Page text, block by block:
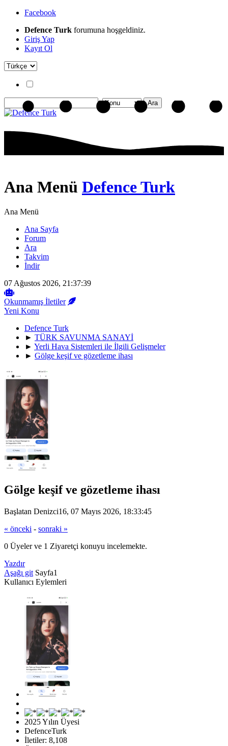
Facebook
Defence Turk forumuna hoşgeldiniz.
Giriş Yap
Kayıt Ol
Ana Menü Defence Turk
Ana Menü
Ana Sayfa
Forum
Ara
Takvim
İndir
07 Ağustos 2026, 21:37:39
Okunmamış İletiler
Yeni Konu
Defence Turk
► TÜRK SAVUNMA SANAYİ
► Yerli Hava Sistemleri ile İlgili Gelişmeler
► Gölge keşif ve gözetleme ihası
Gölge keşif ve gözetleme ihası
Başlatan Denizci16, 07 Mayıs 2026, 18:33:45
« önceki - sonraki »
0 Üyeler ve 1 Ziyaretçi konuyu incelemekte.
Yazdır
Aşağı git Sayfa1
Kullanıcı Eylemleri
2025 Yılın Üyesi
DefenceTurk
İletiler: 8,108